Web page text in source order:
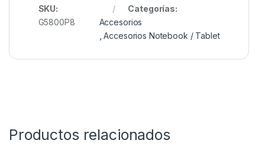
SKU:
G5800P8
Categorías:
Accesorios
,Accesorios Notebook / Tablet
Productos relacionados